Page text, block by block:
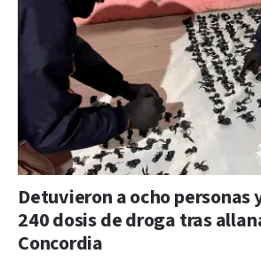
Detuvieron a ocho personas
240 dosis de droga tras
Concordia